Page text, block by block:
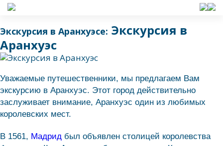
Экскурсия в Аранхуэсе: Экскурсия в
Аранхуэс
Уважаемые путешественники, мы предлагаем Вам
экскурсию в Аранхуэс. Этот город действительно
заслуживает внимание, Аранхуэс один из любимых
королевских мест.
В 1561, Мадрид был объявлен столицей королевства